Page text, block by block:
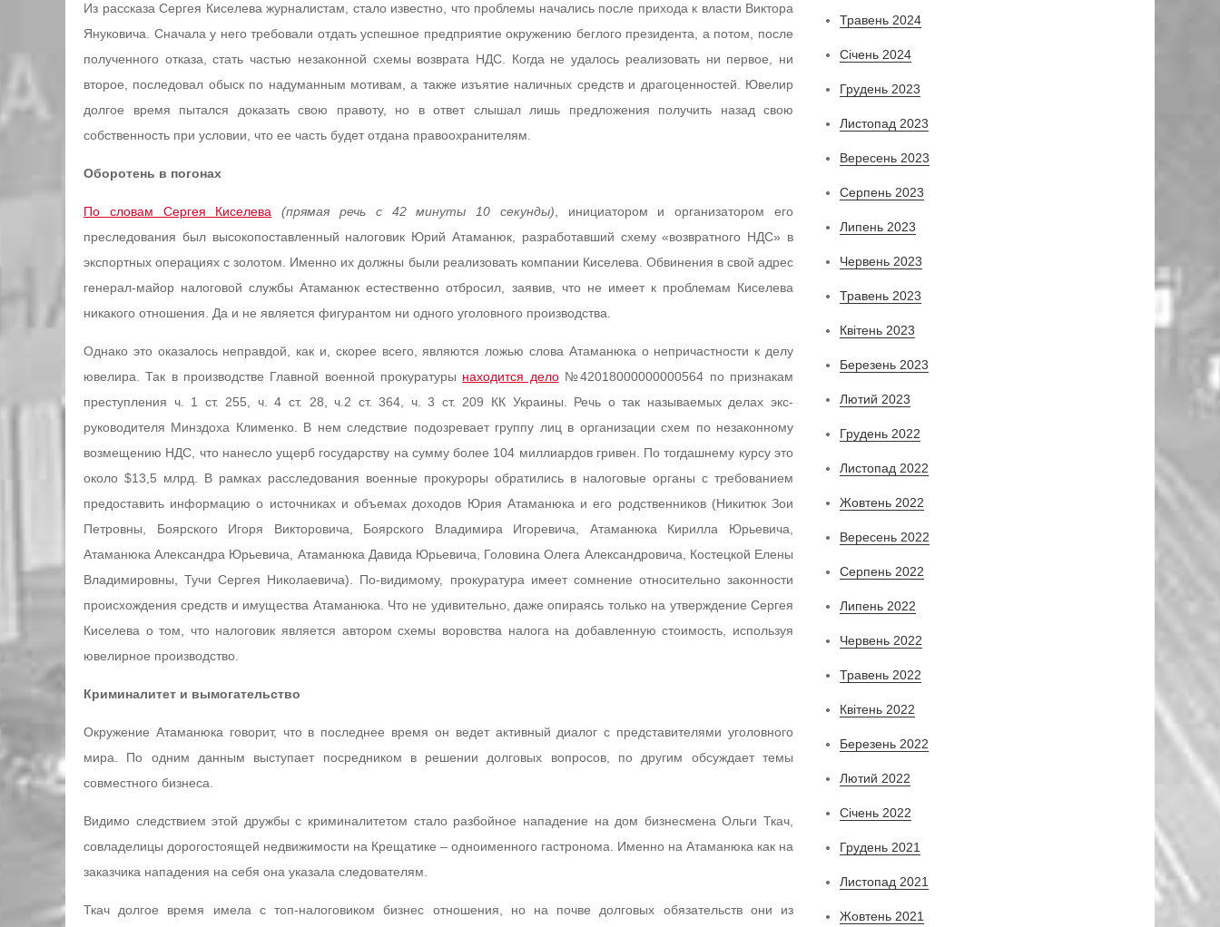
Из рассказа Сергея Киселева журналистам, стало известно, что проблемы начались после прихода к власти Виктора
Януковича. Сначала у него требовали отдать успешное предприятие окружению беглого президента, а потом, после
полученного отказа, стать частью незаконной схемы возврата НДС. Когда не удалось реализовать ни первое, ни
второе, последовал обыск по надуманным мотивам, а также изъятие наличных средств и драгоценностей. Ювелир
долгое время пытался доказать свою правоту, но в ответ слышал лишь предложения получить назад свою
собственность при условии, что ее часть будет отдана правоохранителям.
Оборотень в погонах
По словам Сергея Киселева (прямая речь с 42 минуты 10 секунды) , инициатором и организатором его
преследования был высокопоставленный налоговик Юрий Атаманюк, разработавший схему «возвратного НДС» в
экспортных операциях с золотом. Именно их должны были реализовать компании Киселева. Обвинения в свой адрес
генерал-майор налоговой службы Атаманюк естественно отбросил, заявив, что не имеет к проблемам Киселева
никакого отношения. Да и не является фигурантом ни одного уголовного производства.
Однако это оказалось неправдой, как и, скорее всего, являются ложью слова Атаманюка о непричастности к делу
ювелира. Так в производстве Главной военной прокуратуры находится дело№42018000000000564 по признакам
преступления ч. 1 ст. 255, ч. 4 ст. 28, ч.2 ст. 364, ч. 3 ст. 209 КК Украины. Речь о так называемых делах экс-
руководителя Минздоха Клименко. В нем следствие подозревает группу лиц в организации схем по незаконному
возмещению НДС, что нанесло ущерб государству на сумму более 104 миллиардов гривен. По тогдашнему курсу это
около $13,5 млрд. В рамках расследования военные прокуроры обратились в налоговые органы с требованием
предоставить информацию о источниках и объемах доходов Юрия Атаманюка и его родственников (Никитюк Зои
Петровны, Боярского Игоря Викторовича, Боярского Владимира Игоревича, Атаманюка Кирилла Юрьевича,
Атаманюка Александра Юрьевича, Атаманюка Давида Юрьевича, Головина Олега Александровича, Костецкой Елены
Владимировны, Тучи Сергея Николаевича). По-видимому, прокуратура имеет сомнение относительно законности
происхождения средств и имущества Атаманюка. Что не удивительно, даже опираясь только на утверждение Сергея
Киселева о том, что налоговик является автором схемы воровства налога на добавленную стоимость, используя
ювелирное производство.
Криминалитет и вымогательство
Окружение Атаманюка говорит, что в последнее время он ведет активный диалог с представителями уголовного
мира. По одним данным выступает посредником в решении долговых вопросов, по другим обсуждает темы
совместного бизнеса.
Видимо следствием этой дружбы с криминалитетом стало разбойное нападение на дом бизнесмена Ольги Ткач,
совладелицы дорогостоящей недвижимости на Крещатике – одноименного гастронома. Именно на Атаманюка как на
заказчика нападения на себя она указала следователям.
Ткач долгое время имела с топ-налоговиком бизнес отношения, но на почве долговых обязательств они из
Травень 2024
Січень 2024
Грудень 2023
Листопад 2023
Вересень 2023
Серпень 2023
Липень 2023
Червень 2023
Травень 2023
Квітень 2023
Березень 2023
Лютий 2023
Грудень 2022
Листопад 2022
Жовтень 2022
Вересень 2022
Серпень 2022
Липень 2022
Червень 2022
Травень 2022
Квітень 2022
Березень 2022
Лютий 2022
Січень 2022
Грудень 2021
Листопад 2021
Жовтень 2021